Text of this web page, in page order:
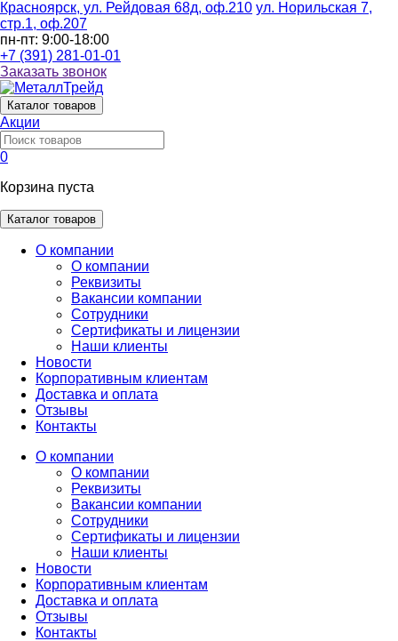
Красноярск, ул. Рейдовая 68д, оф.210 ул. Норильская 7,
стр.1, оф.207
пн-пт: 9:00-18:00
+7 (391) 281-01-01
Заказать звонок
Каталог товаров
Акции
0
Корзина пуста
Каталог товаров
О компании
О компании
Реквизиты
Вакансии компании
Сотрудники
Сертификаты и лицензии
Наши клиенты
Новости
Корпоративным клиентам
Доставка и оплата
Отзывы
Контакты
О компании
О компании
Реквизиты
Вакансии компании
Сотрудники
Сертификаты и лицензии
Наши клиенты
Новости
Корпоративным клиентам
Доставка и оплата
Отзывы
Контакты